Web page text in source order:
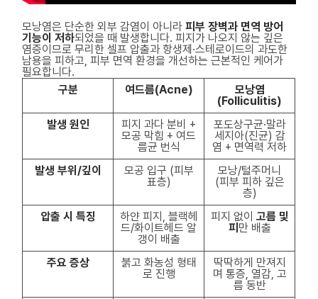
모낭염은 단순한 외부 감염이 아니라피부 장벽과 면역 방어
기능이 저하되었을 때 발생합니다. 피지가 나오지 않는 깊은
염증이므로 무리한 셀프 압출과 항생제·스테로이드의 과도한
남용을 피하고, 피부 면역 환경을 개선하는 근본적인 케어가
필요합니다.
구분
여드름(Acne)
모낭염
(Folliculitis)
발생 원인
피지 과다 분비 +
모공 막힘 + 여드
름균 번식
포도상구균·말라
세지아(진균) 감
염 + 면역력 저하
발생 부위/깊이
모공 입구 (피부
표층)
모낭/털주머니
(피부 피하 깊은
층)
압출 시 특징
하얀 피지, 블랙헤
드/화이트헤드 알
갱이 배출
피지 없이 고름 및
피 만 배출
주요 증상
붉고 화농성 형태
로 진행
딱딱하게 만져지
며 통증, 열감, 고
름 동반